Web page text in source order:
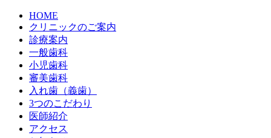
HOME
クリニックのご案内
診療案内
一般歯科
小児歯科
審美歯科
入れ歯（義歯）
3つのこだわり
医師紹介
アクセス